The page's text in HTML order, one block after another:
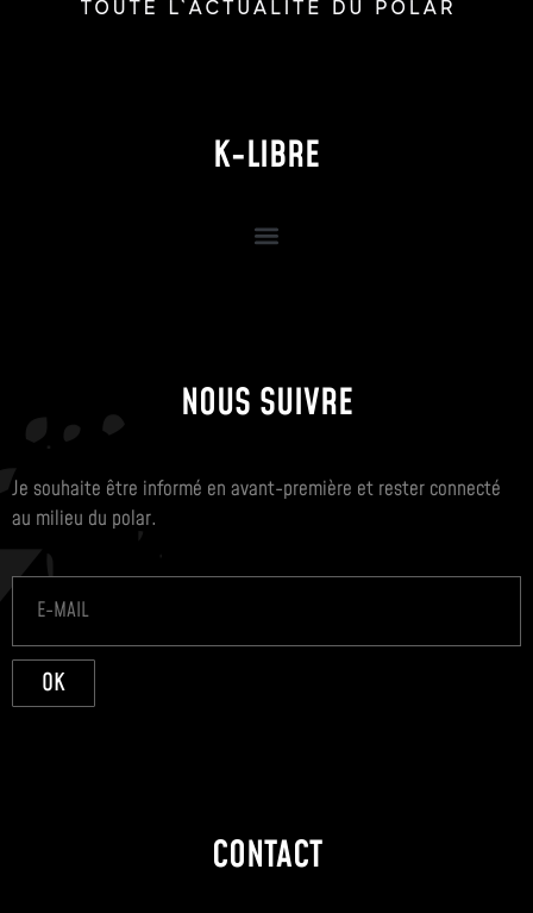
K-LIBRE
NOUS SUIVRE
Je souhaite être informé en avant-première et rester connecté
au milieu du polar.
OK
CONTACT